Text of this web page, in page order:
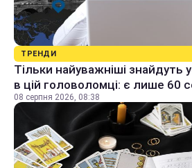
ТРЕНДИ
Тільки найуважніші знайдуть
в цій головоломці: є лише 60
08 серпня 2026, 08:38